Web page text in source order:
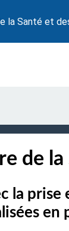
la Santé et
de
la prise
en